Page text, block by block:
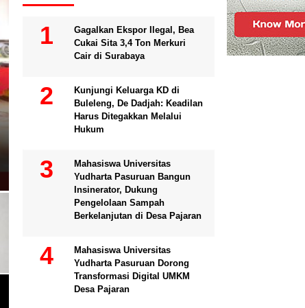
PC PMII Denpasar Dukung
Prabowo dalam
Gagalkan Ekspor Ilegal, Bea
Cukai Sita 3,4 Ton Merkuri
Cair di Surabaya
Kunjungi Keluarga KD di
Buleleng, De Dadjah: Keadilan
Harus Ditegakkan Melalui
Hukum
Mahasiswa Universitas
Yudharta Pasuruan Bangun
Insinerator, Dukung
Pengelolaan Sampah
Berkelanjutan di Desa Pajaran
Mahasiswa Universitas
Yudharta Pasuruan Dorong
Transformasi Digital UMKM
Desa Pajaran